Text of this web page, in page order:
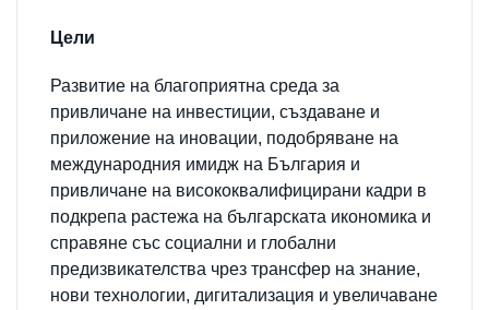
Цели
Развитие на благоприятна среда за
привличане на инвестиции, създаване и
приложение на иновации, подобряване на
международния имидж на България и
привличане на висококвалифицирани кадри в
подкрепа растежа на българската икономика и
справяне със социални и глобални
предизвикателства чрез трансфер на знание,
нови технологии, дигитализация и увеличаване